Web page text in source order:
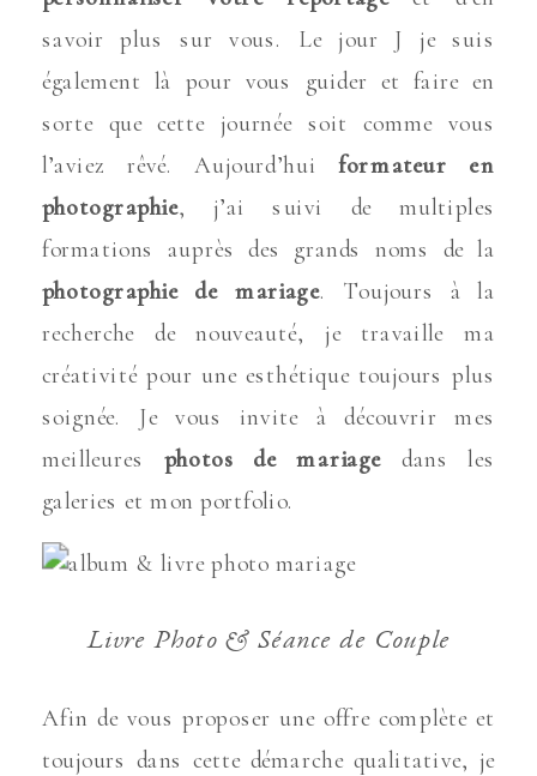
savoir plus sur vous. Le jour J je suis
également là pour vous guider et faire en
sorte que cette journée soit comme vous
l’aviez rêvé. Aujourd’huiformateur en
photographie, j’ai suivi de multiples
formations auprès des grands noms de la
photographie de mariage. Toujours à la
recherche de nouveauté, je travaille ma
créativité pour une esthétique toujours plus
soignée. Je vous invite à découvrir mes
meilleures photos de mariage dans les
galeries et mon portfolio.
Livre Photo & Séance de Couple
Afin de vous proposer une offre complète et
toujours dans cette démarche qualitative, je